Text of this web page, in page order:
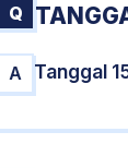
Q
A Tanggal